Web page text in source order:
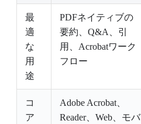
最
適
な
用
途
PDFネイティブの
要約、Q&A、引
用、Acrobatワーク
フロー
コ
ア
Adobe Acrobat、
Reader、Web、モバ